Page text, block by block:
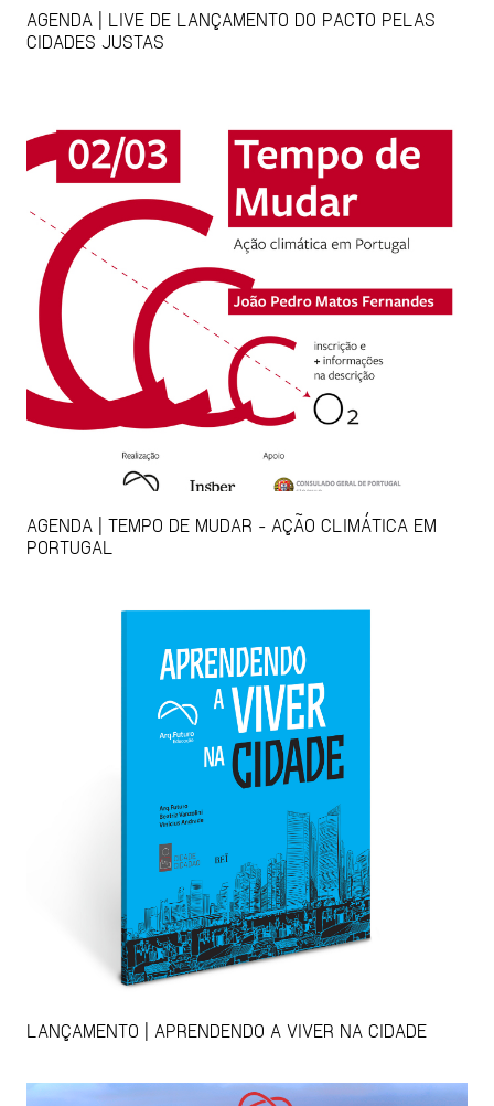
AGENDA | LIVE DE LANÇAMENTO DO PACTO PELAS
CIDADES JUSTAS
AGENDA | TEMPO DE MUDAR - AÇÃO CLIMÁTICA EM
PORTUGAL
LANÇAMENTO | APRENDENDO A VIVER NA CIDADE